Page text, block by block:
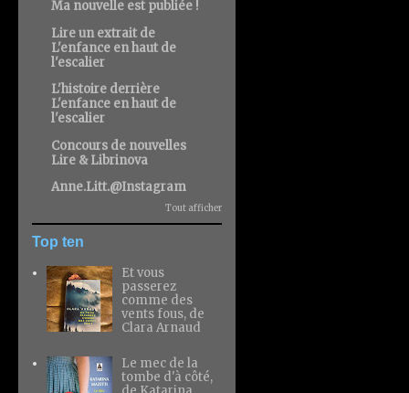
Ma nouvelle est publiée !
Lire un extrait de
L'enfance en haut de
l'escalier
L'histoire derrière
L'enfance en haut de
l'escalier
Concours de nouvelles
Lire & Librinova
Anne.Litt.@Instagram
Tout afficher
Top ten
Et vous
passerez
comme des
vents fous, de
Clara Arnaud
Le mec de la
tombe d'à côté,